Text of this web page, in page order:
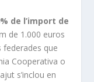
de l’import de
de 1.000 euros
federades que
Cooperativa o
s’inclou en